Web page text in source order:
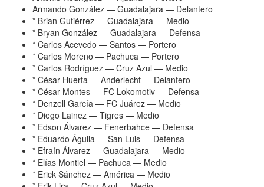
Armando González — Guadalajara — Delantero
* Brian Gutiérrez — Guadalajara — Medio
* Bryan González — Guadalajara — Defensa
* Carlos Acevedo — Santos — Portero
* Carlos Moreno — Pachuca — Portero
* Carlos Rodríguez — Cruz Azul — Medio
* César Huerta — Anderlecht — Delantero
* César Montes — FC Lokomotiv — Defensa
* Denzell García — FC Juárez — Medio
* Diego Lainez — Tigres — Medio
* Edson Álvarez — Fenerbahce — Defensa
* Eduardo Águila — San Luis — Defensa
* Efraín Álvarez — Guadalajara — Medio
* Elías Montiel — Pachuca — Medio
* Erick Sánchez — América — Medio